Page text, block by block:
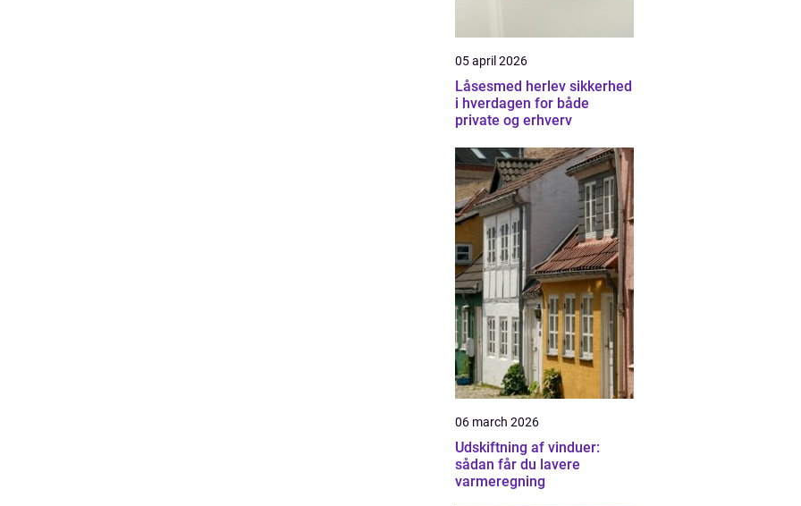
05 april 2026
Låsesmed herlev sikkerhed
i hverdagen for både
private og erhverv
06 march 2026
Udskiftning af vinduer:
sådan får du lavere
varmeregning